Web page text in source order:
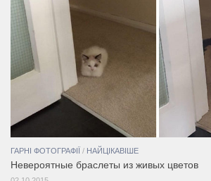
ГАРНІ ФОТОГРАФІЇ / НАЙЦІКАВІШЕ
Невероятные браслеты из живых цветов